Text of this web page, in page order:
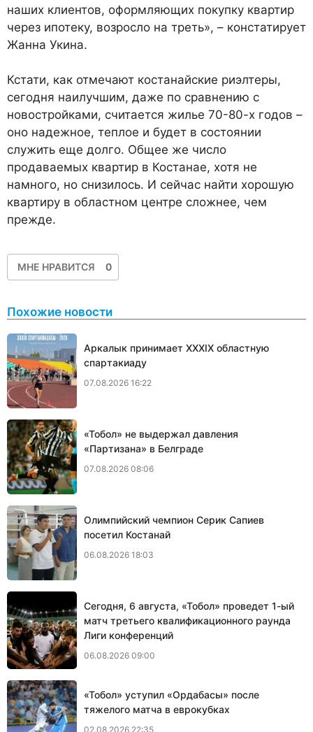
наших клиентов, оформляющих покупку квартир
через ипотеку, возросло на треть», – констатирует
Жанна Укина.
Кстати, как отмечают костанайские риэлтеры,
сегодня наилучшим, даже по сравнению с
новостройками, считается жилье 70-80-х годов –
оно надежное, теплое и будет в состоянии
служить еще долго. Общее же число
продаваемых квартир в Костанае, хотя не
намного, но снизилось. И сейчас найти хорошую
квартиру в областном центре сложнее, чем
прежде.
МНЕ НРАВИТСЯ 0
Похожие новости
Аркалык принимает XXXIX областную
спартакиаду
07.08.2026 16:22
«Тобол» не выдержал давления
«Партизана» в Белграде
07.08.2026 08:06
Олимпийский чемпион Серик Сапиев
посетил Костанай
06.08.2026 18:03
Сегодня, 6 августа, «Тобол» проведет 1-ый
матч третьего квалификационного раунда
Лиги конференций
06.08.2026 09:00
«Тобол» уступил «Ордабасы» после
тяжелого матча в еврокубках
02.08.2026 22:35